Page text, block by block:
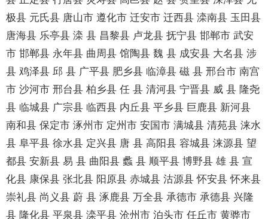
极县 元氏县 唐山市 遵化市 迁安市 迁西县 滦南县 玉田县
唐海县 乐亭县 滦 县 昌黎县 卢龙县 抚宁县 邯郸市 武安
市 邯郸县 永年县 曲周县 馆陶县 魏 县 成安县 大名县 涉
县 鸡泽县 邱 县 广平县 肥乡县 临漳县 磁 县 邢台市 南宫
市 沙河市 邢台县 柏乡县 任 县 清河县 宁晋县 威 县 隆尧
县 临城县 广宗县 临西县 内丘县 平乡县 巨鹿县 新河县
南和县 保定市 涿州市 定州市 安国市 满城县 清苑县 涞水
县 阜平县 徐水县 定兴县 唐 县 高阳县 容城县 涞源县 望
都县 安新县 易 县 曲阳县 蠡 县 顺平县 博野县 雄 县 宣
化县 康保县 张北县 阳原县 赤城县 沽源县 怀安县 怀来县
崇礼县 尚义县 蔚 县 涿鹿县 万全县 承德市 承德县 兴隆
县 隆化县 平泉县 滦平县 沧州市 泊头市 任丘市 黄骅市